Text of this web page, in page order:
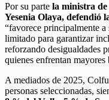
Por su parte la ministra
Yesenia Olaya, defendió
“favorece principalmente
limitado para garantizar
reforzando desigualdades
quienes enfrentan mayores
A mediados de 2025,
personas seleccionadas,